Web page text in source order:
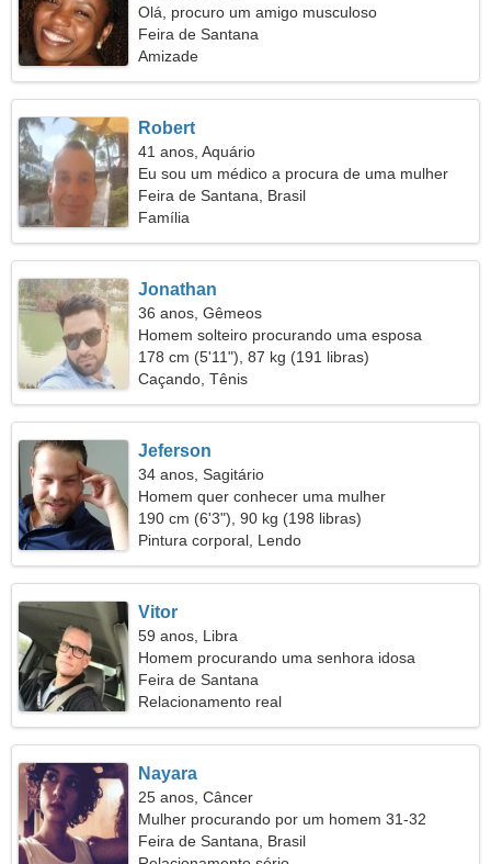
Olá, procuro um amigo musculoso
Feira de Santana
Amizade
Robert
41 anos, Aquário
Eu sou um médico a procura de uma mulher
enérgica
Feira de Santana, Brasil
Família
Jonathan
36 anos, Gêmeos
Homem solteiro procurando uma esposa
178 cm (5'11"), 87 kg (191 libras)
Caçando, Tênis
Jeferson
34 anos, Sagitário
Homem quer conhecer uma mulher
190 cm (6'3"), 90 kg (198 libras)
Pintura corporal, Lendo
Vitor
59 anos, Libra
Homem procurando uma senhora idosa
Feira de Santana
Relacionamento real
Nayara
25 anos, Câncer
Mulher procurando por um homem 31-32
Feira de Santana, Brasil